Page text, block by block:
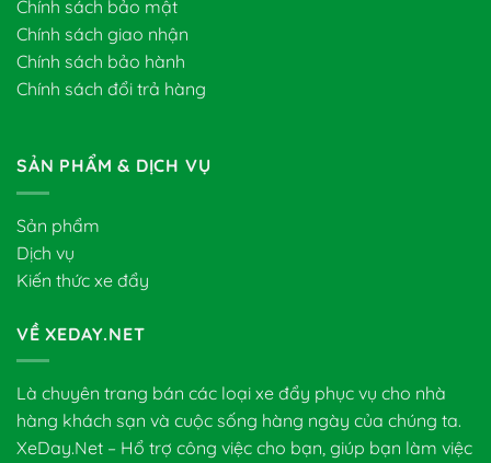
Chính sách bảo mật
Chính sách giao nhận
Chính sách bảo hành
Chính sách đổi trả hàng
SẢN PHẨM & DỊCH VỤ
Sản phẩm
Dịch vụ
Kiến thức xe đẩy
VỀ XEDAY.NET
Là chuyên trang bán các loại xe đẩy phục vụ cho nhà
hàng khách sạn và cuộc sống hàng ngày của chúng ta.
XeDay.Net – Hổ trợ công việc cho bạn, giúp bạn làm việc